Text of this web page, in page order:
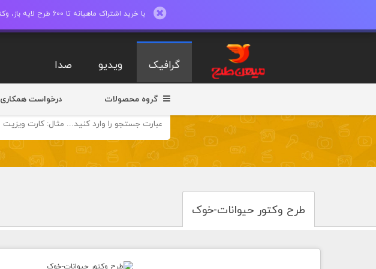
با خرید اشتراک ماهیانه تا 600 طرح لایه باز، وکتور، عکس، فایل های ویدیو وصدا دانلود کنید.
گرافیک ویدیو صدا
گروه محصولات درخواست همکاری
طرح وکتور حيوانات-خوک